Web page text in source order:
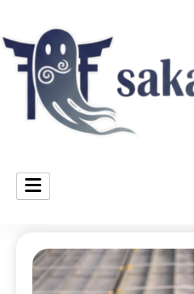
Sakae Ghost